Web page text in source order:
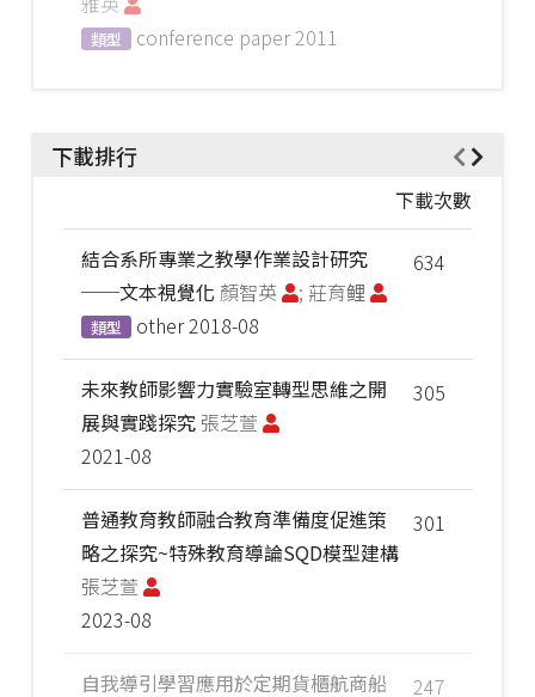
類型 conference paper2011
下載排行
下載次數
634
結合系所專業之教學作業設計研究
──文本視覺化 顏智英 ; 莊育鲤
類型 other2018-08
305
未來教師影響力實驗室轉型思維之開
展與實踐探究 張芝萱
2021-08
301
普通教育教師融合教育準備度促進策
略之探究~特殊教育導論SQD模型建構
張芝萱
2023-08
247
自我導引學習應用於定期貨櫃航商船